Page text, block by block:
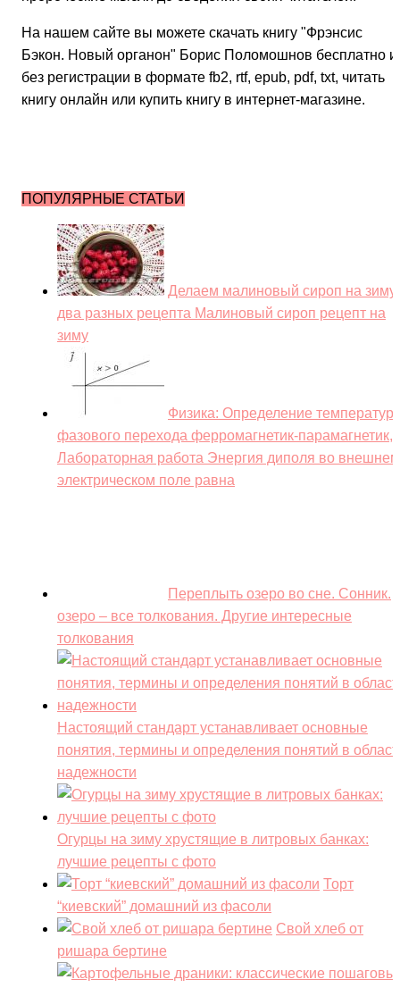
На нашем сайте вы можете скачать книгу "Фрэнсис
Бэкон. Новый органон" Борис Поломошнов бесплатно и
без регистрации в формате fb2, rtf, epub, pdf, txt, читать
книгу онлайн или купить книгу в интернет-магазине.
ПОПУЛЯРНЫЕ СТАТЬИ
Делаем малиновый сироп на зиму:
два разных рецепта Малиновый сироп рецепт на
зиму
Физика: Определение
фазового перехода ферромагнетик-парамагнетик,
Лабораторная работа Энергия диполя во внешнем
электрическом поле равна
Переплыть озеро во сне. Сонник.
озеро – все толкования. Другие интересные
толкования
Настоящий стандарт устанавливает основные
понятия, термины и определения понятий в
надежности
Огурцы на зиму хрустящие в литровых банках:
лучшие рецепты с фото
Торт
“киевский” домашний из фасоли
Свой хлеб от
ришара бертине